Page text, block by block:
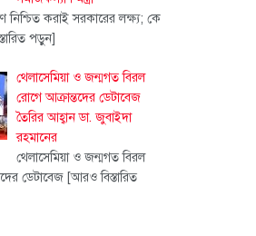
নিশ্চিত করাই সরকারের লক্ষ্য; কে
পড়ুন]
থেলাসেমিয়া ও জন্মগত বিরল
রোগে আক্রান্তদের ডেটাবেজ
তৈরির আহ্বান ডা. জুবাইদা
রহমানের
থেলাসেমিয়া ও জন্মগত বিরল
ডেটাবেজ [আরও বিস্তারিত